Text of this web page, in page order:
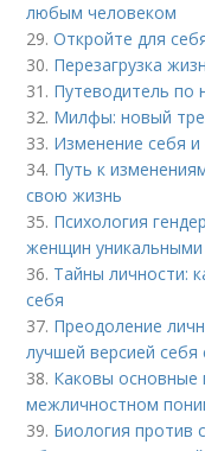
любым человеком
29.Откройте для
30. Перезагрузка
31. Путеводитель по
32. Милфы: новый
33. Изменение себя
34. Путь к
свою жизнь
35. Психология
женщин уникальными
36. Тайны личности:
себя
37. Преодоление
лучшей версией себя
38. Каковы основные
межличностном
39. Биология против